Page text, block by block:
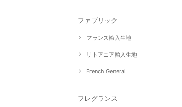
ファブリック
フランス輸入生地
リトアニア輸入生地
French General
フレグランス